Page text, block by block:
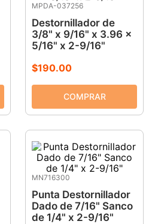
MPDA-037256
Destornillador de
3/8" x 9/16" x 3.96 x
5/16" x 2-9/16"
$190.00
MN716300
Punta Destornillador
Dado de 7/16" Sanco
de 1/4" x 2-9/16"